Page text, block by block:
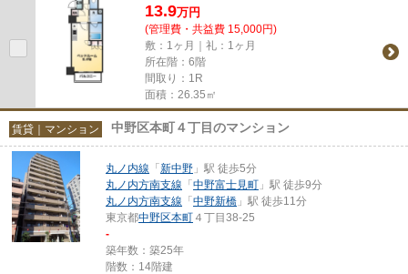
13.9万円
(管理費・共益費 15,000円)
敷：1ヶ月｜礼：1ヶ月
所在階：6階
間取り：1R
面積：26.35㎡
賃貸｜マンション 中野区本町４丁目のマンション
丸ノ内線 「 新中野 」駅 徒歩5分
丸ノ内方南支線 「 中野富士見町 」駅 徒歩9分
丸ノ内方南支線 「 中野新橋 」駅 徒歩11分
東京都中野区本町 ４丁目38-25
-
築年数：築25年
階数：14階建